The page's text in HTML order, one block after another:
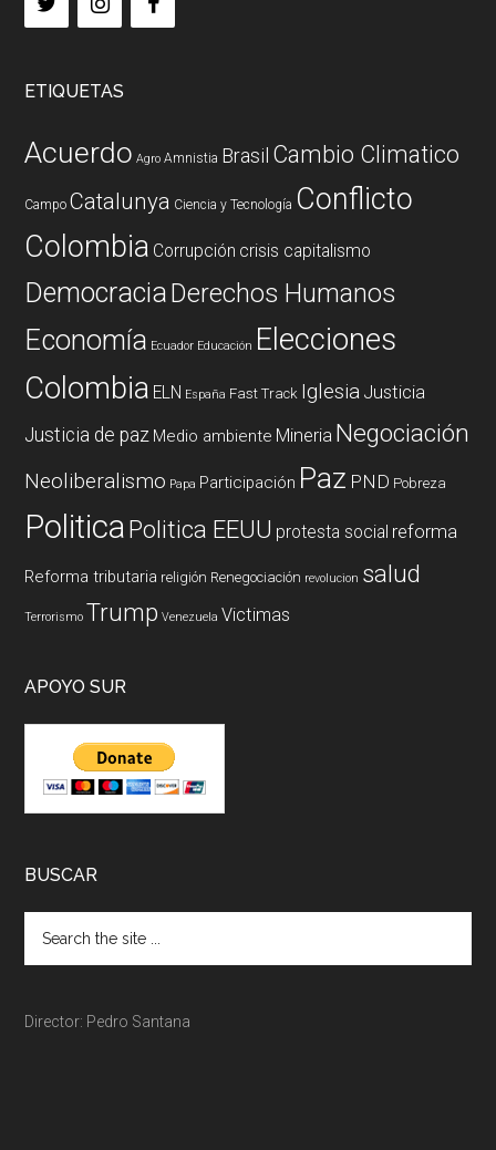
ETIQUETAS
Acuerdo Agro Amnistia Brasil Cambio Climatico
Campo Catalunya Ciencia y Tecnología Conflicto
Colombia Corrupción crisis capitalismo
DemocraciaDerechos Humanos
Economía Ecuador Educación Elecciones
Colombia ELN España Fast Track Iglesia Justicia
Justicia de paz Medio ambiente Mineria Negociación
Neoliberalismo Papa Participación Paz PND Pobreza
PoliticaPolitica EEUU protesta social reforma
Reforma tributaria religión Renegociación revolucion salud
Terrorismo Trump Venezuela Victimas
APOYO SUR
BUSCAR
Director: Pedro Santana